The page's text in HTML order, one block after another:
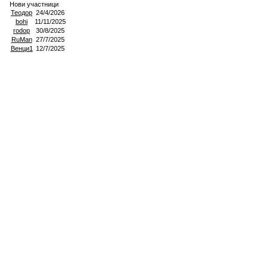
Нови участници
Теодор 24/4/2026
bohi
11/11/2025
rodop
30/8/2025
RuMan 27/7/2025
Венци1
12/7/2025